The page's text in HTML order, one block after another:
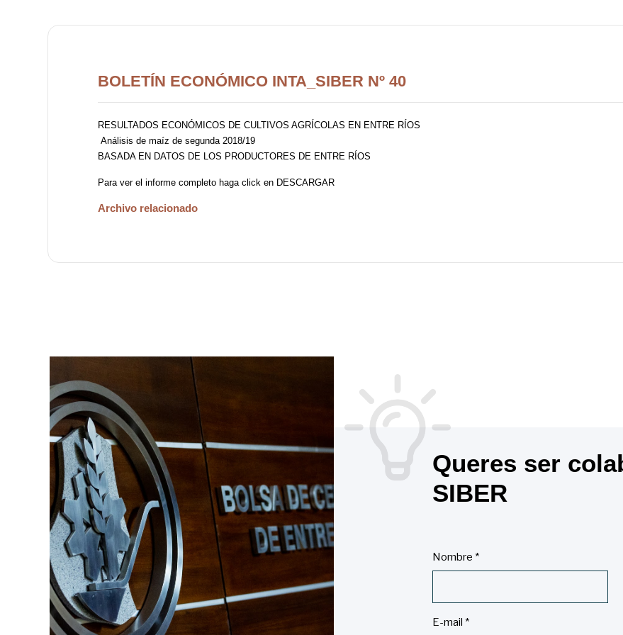
BOLETÍN ECONÓMICO INTA_SIBER Nº 40
RESULTADOS ECONÓMICOS DE CULTIVOS AGRÍCOLAS EN ENTRE RÍOS
Análisis de maíz de segunda 2018/19
BASADA EN DATOS DE LOS PRODUCTORES DE ENTRE RÍOS
Para ver el informe completo haga click en DESCARGAR
Archivo relacionado
Queres ser
SIBER
Nombre*
E-mail*